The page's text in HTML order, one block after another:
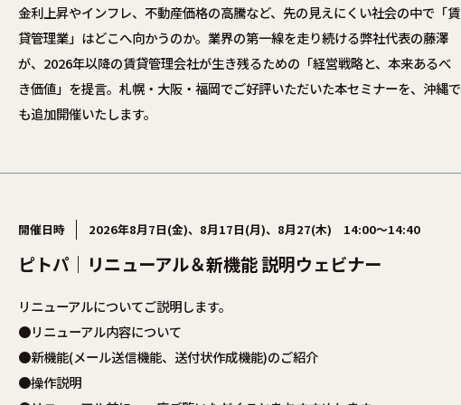
金利上昇やインフレ、不動産価格の高騰など、先の見えにくい社会の中で「賃
貸管理業」はどこへ向かうのか。業界の第一線を走り続ける弊社代表の藤澤
が、2026年以降の賃貸管理会社が生き残るための「経営戦略と、本来あるべ
き価値」を提言。札幌・大阪・福岡でご好評いただいた本セミナーを、沖縄で
も追加開催いたします。
開催日時 2026年8月7日(金)、8月17日(月)、8月27(木) 14:00〜14:40
ピトパ｜リニューアル＆新機能 説明ウェビナー
リニューアルについてご説明します。
●リニューアル内容について
●新機能(メール送信機能、送付状作成機能)のご紹介
●操作説明